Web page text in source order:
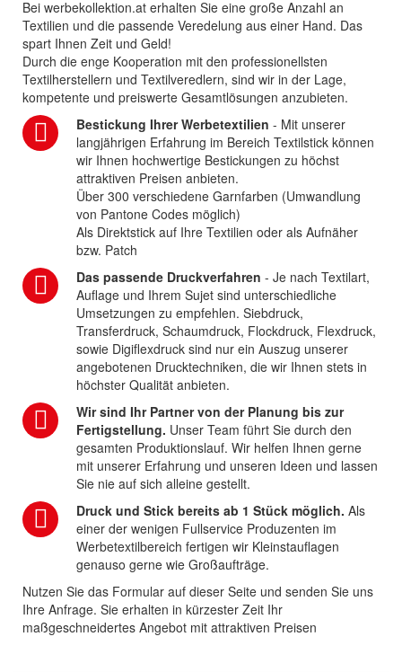
Bei werbekollektion.at erhalten Sie eine große Anzahl an
Textilien und die passende Veredelung aus einer Hand. Das
spart Ihnen Zeit und Geld!
Durch die enge Kooperation mit den professionellsten
Textilherstellern und Textilveredlern, sind wir in der Lage,
kompetente und preiswerte Gesamtlösungen anzubieten.
Bestickung Ihrer Werbetextilien - Mit unserer
langjährigen Erfahrung im Bereich Textilstick können
wir Ihnen hochwertige Bestickungen zu höchst
attraktiven Preisen anbieten.
Über 300 verschiedene Garnfarben (Umwandlung
von Pantone Codes möglich)
Als Direktstick auf Ihre Textilien oder als Aufnäher
bzw. Patch
Das passende Druckverfahren - Je nach Textilart,
Auflage und Ihrem Sujet sind unterschiedliche
Umsetzungen zu empfehlen. Siebdruck,
Transferdruck, Schaumdruck, Flockdruck, Flexdruck,
sowie Digiflexdruck sind nur ein Auszug unserer
angebotenen Drucktechniken, die wir Ihnen stets in
höchster Qualität anbieten.
Wir sind Ihr Partner von der Planung bis zur
Fertigstellung. Unser Team führt Sie durch den
gesamten Produktionslauf. Wir helfen Ihnen gerne
mit unserer Erfahrung und unseren Ideen und lassen
Sie nie auf sich alleine gestellt.
Druck und Stick bereits ab 1 Stück möglich. Als
einer der wenigen Fullservice Produzenten im
Werbetextilbereich fertigen wir Kleinstauflagen
genauso gerne wie Großaufträge.
Nutzen Sie das Formular auf dieser Seite und senden Sie uns
Ihre Anfrage. Sie erhalten in kürzester Zeit Ihr
maßgeschneidertes Angebot mit attraktiven Preisen